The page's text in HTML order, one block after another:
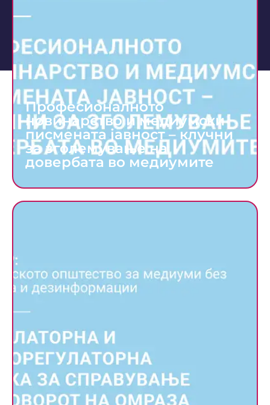
Професионалното
новинарство и медиумски
писмената јавност – клучни
за зголемување на
довербата во медиумите